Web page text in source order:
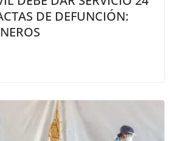
DE DEFUNCIÓN: